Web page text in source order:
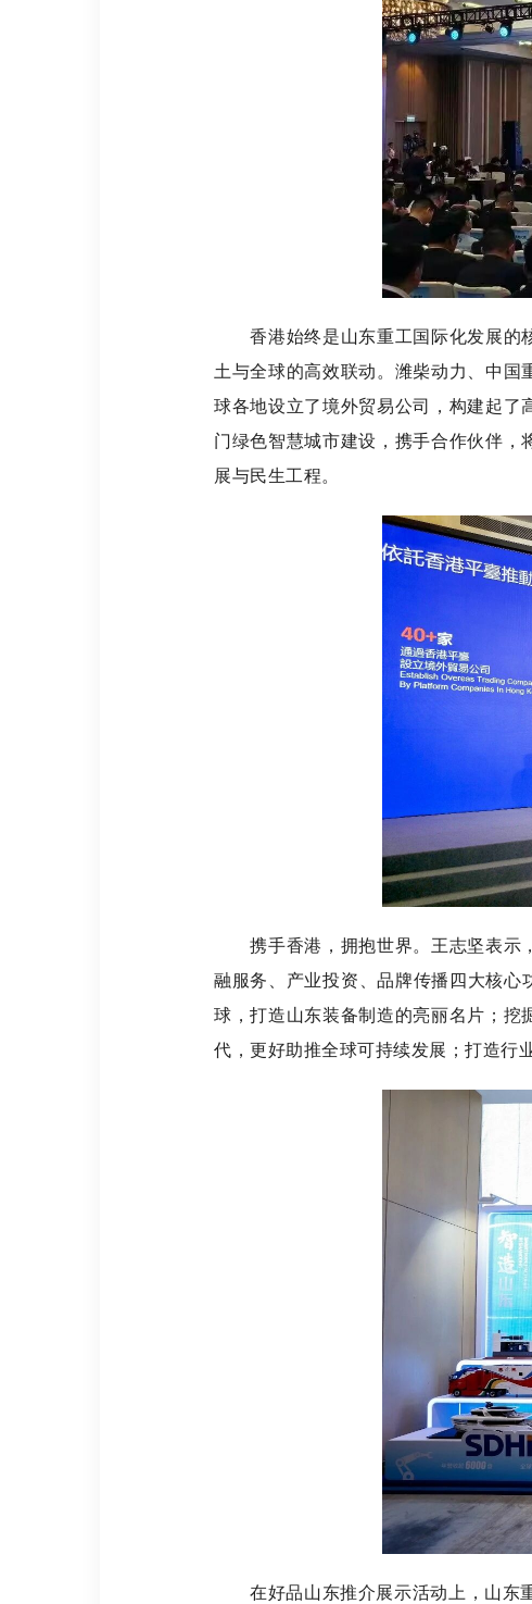
香港始终是山东重工国际化发展的核
土与全球的高效联动。潍柴动力、中国
球各地设立了境外贸易公司，构建起了
门绿色智慧城市建设，携手合作伙伴
展与民生工程。
携手香港，拥抱世界。王志坚表示，
融服务、产业投资、品牌传播四大核心
球，打造山东装备制造的亮丽名片；挖
代，更好助推全球可持续发展；打造行
在好品山东推介展示活动上，山东重